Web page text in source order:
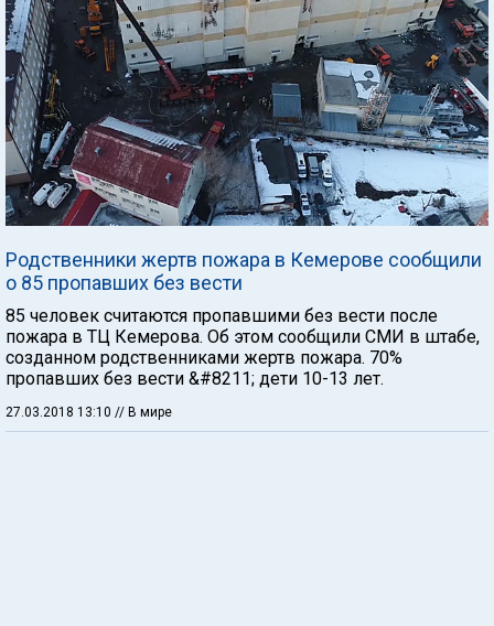
Родственники жертв пожара в Кемерове сообщили
о 85 пропавших без вести
85 человек считаются пропавшими без вести после
пожара в ТЦ Кемерова. Об этом сообщили СМИ в штабе,
созданном родственниками жертв пожара. 70%
пропавших без вести &#8211; дети 10-13 лет.
27.03.2018 13:10 // В мире